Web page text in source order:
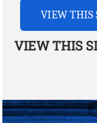
VIEW THIS
VIEW THIS